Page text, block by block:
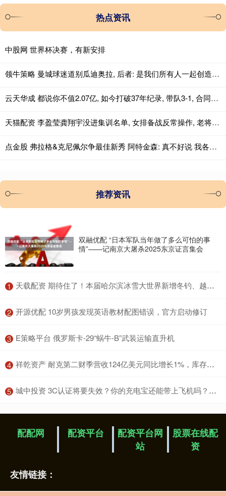
热点资讯
中股网 世界杯决赛，有新安排
领牛策略 曼城球迷道别瓜迪奥拉, 后者: 是我们所有人一起创造了情感
云天华成 都说你不值2.07亿, 如今打破37年纪录, 带队3-1, 合同成白菜价
天猫配资 李盈莹龚翔宇没进集训名单, 女排备战反常操作, 老将新人各司其职
点金股 弗拉格&克尼佩尔争最佳新秀 阿特金森: 真不好说 我各投半票吧
推荐资讯
双融优配 “日本军队当年做了多么可怕的事
情”——记南京大屠杀2025东京证言集会
1 ​天载配资 期待住了！本届哈尔滨冰雪大世界新增冬钓、越野滑雪等
2 ​开源优配 10岁男孩发现英语教材配图错误，官方启动修订
3 ​E策略平台 俄罗斯卡-29“蜗牛-B”武装运输直升机
4 ​祥乾资产 耐克第二财季营收124亿美元同比增长1%，库存改善，北美市场回暖 | 财报见闻
5 ​城中投资 3C认证将要失效？你的充电宝还能带上飞机吗？答案来了！
配配网 配资平台
配资平台网
站
股票在线配
资
友情链接：